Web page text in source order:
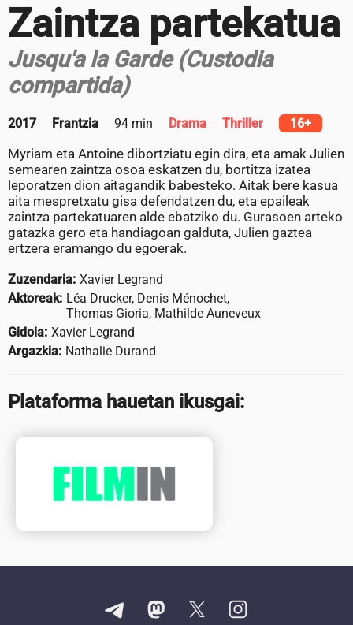
Zaintza partekatua
Jusqu'a la Garde (Custodia
compartida)
2017 Frantzia 94 min Drama Thriller 16+
Myriam eta Antoine dibortziatu egin dira, eta amak Julien
semearen zaintza osoa eskatzen du, bortitza izatea
leporatzen dion aitagandik babesteko. Aitak bere kasua
aita mespretxatu gisa defendatzen du, eta epaileak
zaintza partekatuaren alde ebatziko du. Gurasoen arteko
gatazka gero eta handiagoan galduta, Julien gaztea
ertzera eramango du egoerak.
Zuzendaria: Xavier Legrand
Aktoreak: Léa Drucker, Denis Ménochet,
Thomas Gioria, Mathilde Auneveux
Gidoia: Xavier Legrand
Argazkia: Nathalie Durand
Plataforma hauetan ikusgai: